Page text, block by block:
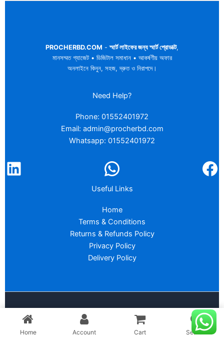
PROCHERBD.COM -স্মার্ট লাইফের জন্য স্মার্ট প্রোডাক্ট,
মানসম্মত গ্যাজেট • ডিজিটাল সমাধান • আকর্ষণীয় অফার
অনলাইনে কিনুন, সহজ, দ্রুত ও নিরাপদে।
Need Help?
Phone: 01552401972
Email: admin@procherbd.com
Whatsapp: 01552401972
Useful Links
Home
Terms & Conditions
Returns & Refunds Policy
Privacy Policy
Delivery Policy
Copyright © 2026 : PROCHER BD
Home Account Cart Search